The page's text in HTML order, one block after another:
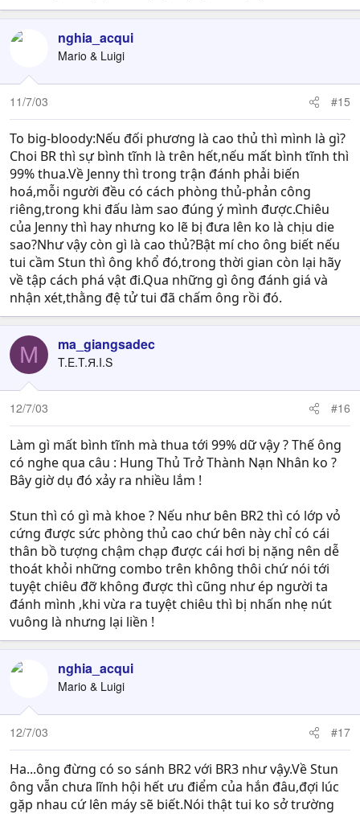
nghia_acqui
Mario & Luigi
11/7/03 #15
To big-bloody:Nếu đối phương là cao thủ thì mình là gì?
Choi BR thì sự bình tĩnh là trên hết,nếu mất bình tĩnh thì
99% thua.Về Jenny thì trong trận đánh phải biến
hoá,mỗi người đều có cách phòng thủ-phản công
riêng,trong khi đấu làm sao đúng ý mình được.Chiêu
của Jenny thì hay nhưng ko lẽ bị đưa lên ko là chịu die
sao?Như vậy còn gì là cao thủ?Bật mí cho ông biết nếu
tui cầm Stun thì ông khổ đó,trong thời gian còn lại hãy
về tập cách phá vật đi.Qua những gì ông đánh giá và
nhận xét,thằng đệ tử tui đã chấm ông rồi đó.
M ma_giangsadec
T.E.T.Я.I.S
12/7/03 #16
Làm gì mất bình tĩnh mà thua tới 99% dữ vậy ? Thế ông
có nghe qua câu : Hung Thủ Trở Thành Nạn Nhân ko ?
Bây giờ dụ đó xảy ra nhiều lắm !
Stun thì có gì mà khoe ? Nếu như bên BR2 thì có lớp vỏ
cứng được sức phòng thủ cao chứ bên này chỉ có cái
thân bồ tượng chậm chạp được cái hơi bị nặng nên dễ
thoát khỏi những combo trên không thôi chứ nói tới
tuyệt chiêu đỡ không được thì cũng như ép người ta
đánh mình ,khi vừa ra tuyệt chiêu thì bị nhấn nhẹ nút
vuông là nhưng lại liền !
nghia_acqui
Mario & Luigi
12/7/03 #17
Ha...ông đừng có so sánh BR2 với BR3 như vậy.Về Stun
ông vẫn chưa lĩnh hội hết ưu điểm của hắn đâu,đợi lúc
gặp nhau cứ lên máy sẽ biết.Nói thật tui ko sở trường